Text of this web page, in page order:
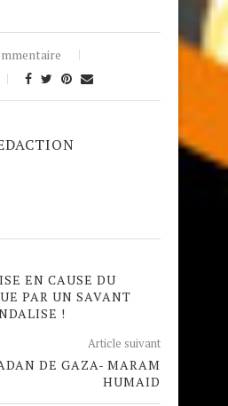
EN CAUSE DU
PAR UN SAVANT
!
Article suivant
DE GAZA- MARAM
HUMAID